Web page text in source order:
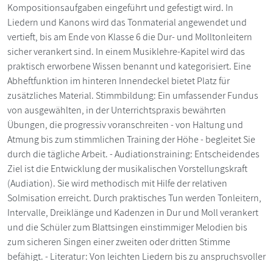
Kompositionsaufgaben eingeführt und gefestigt wird. In
Liedern und Kanons wird das Tonmaterial angewendet und
vertieft, bis am Ende von Klasse 6 die Dur- und Molltonleitern
sicher verankert sind. In einem Musiklehre-Kapitel wird das
praktisch erworbene Wissen benannt und kategorisiert. Eine
Abheftfunktion im hinteren Innendeckel bietet Platz für
zusätzliches Material. Stimmbildung: Ein umfassender Fundus
von ausgewählten, in der Unterrichtspraxis bewährten
Übungen, die progressiv voranschreiten - von Haltung und
Atmung bis zum stimmlichen Training der Höhe - begleitet Sie
durch die tägliche Arbeit. - Audiationstraining: Entscheidendes
Ziel ist die Entwicklung der musikalischen Vorstellungskraft
(Audiation). Sie wird methodisch mit Hilfe der relativen
Solmisation erreicht. Durch praktisches Tun werden Tonleitern,
Intervalle, Dreiklänge und Kadenzen in Dur und Moll verankert
und die Schüler zum Blattsingen einstimmiger Melodien bis
zum sicheren Singen einer zweiten oder dritten Stimme
befähigt. - Literatur: Von leichten Liedern bis zu anspruchsvoller